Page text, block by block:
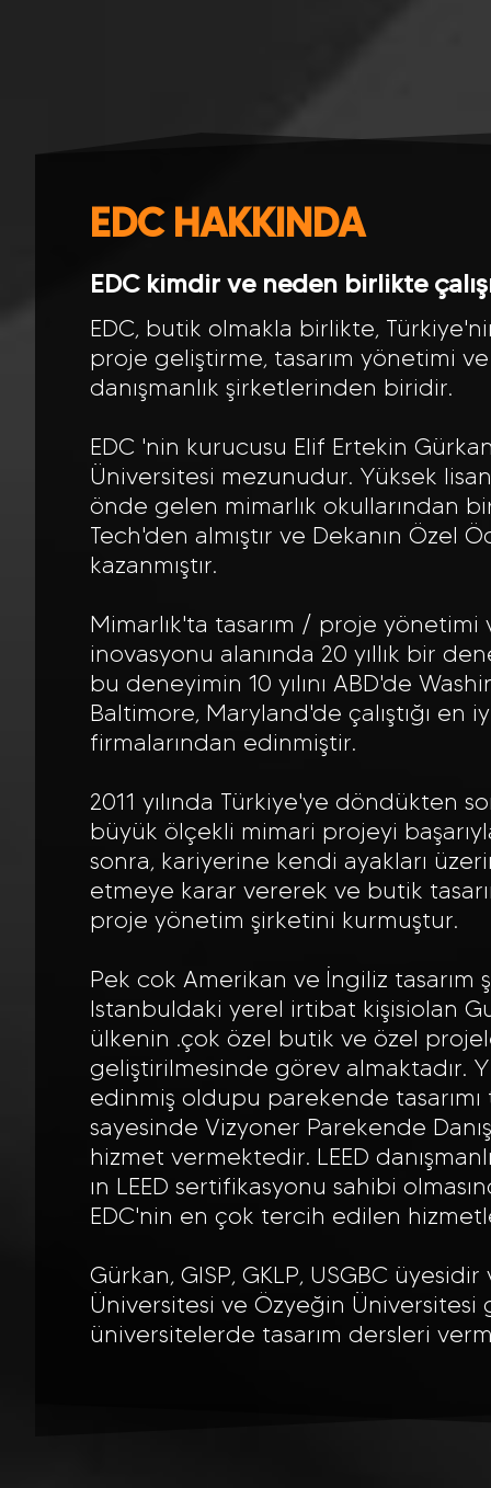
EDC HAKKINDA
EDC kimdir ve neden birlikte
EDC, butik olmakla birlikte,
proje geliştirme, tasarım yönetimi
danışmanlık şirketlerinden biridir.
EDC 'nin kurucusu Elif Ertekin
Üniversitesi mezunudur. Yüksek
önde gelen mimarlık okullarından
Tech'den almıştır ve Dekanın Özel
kazanmıştır.
Mimarlık'ta tasarım / proje
inovasyonu alanında 20 yıllık bir
bu deneyimin 10 yılını ABD'de
Baltimore, Maryland'de çalıştığı en
firmalarından edinmiştir.
2011 yılında Türkiye'ye döndükten
büyük ölçekli mimari projeyi
sonra, kariyerine kendi ayakları
etmeye karar vererek ve butik
proje yönetim şirketini kurmuştur.
Pek cok Amerikan ve İngiliz tasarım
Istanbuldaki yerel irtibat kişisiolan
ülkenin .çok özel butik ve özel
geliştirilmesinde görev almaktadır.
edinmiş oldupu parekende
sayesinde Vizyoner Parekende
hizmet vermektedir. LEED
ın LEED sertifikasyonu sahibi
EDC'nin en çok tercih edilen
Gürkan, GISP, GKLP, USGBC
Üniversitesi ve Özyeğin Üniversitesi
üniversitelerde tasarım dersleri